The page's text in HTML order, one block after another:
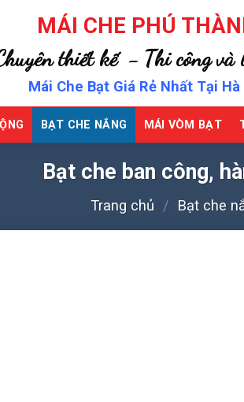
MÁI CHE PHÚ
thiết kế - Thi công và
Mái Che Bạt Giá Rẻ Nhất Tại Hà
BẠT CHE NẮNG MÁI VÒM BẠT
Bạt che ban công,
Trang chủ / Bạt che